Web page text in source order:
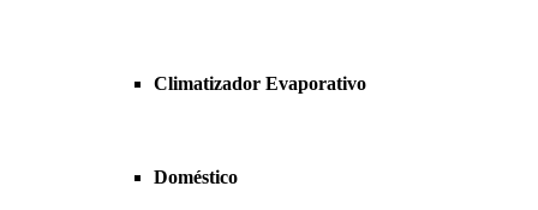
Climatizador Evaporativo
Doméstico